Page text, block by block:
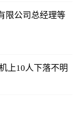
限公司总经理等
上10人下落不明